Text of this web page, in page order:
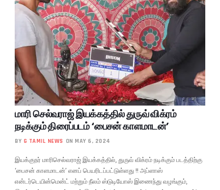
மாரி செல்வராஜ் இயக்கத்தில் துருவ் விக்ரம்
நடிக்கும் திரைப்படம் ‘பைசன் காளமாடன்’
BY G TAMIL NEWS ON MAY 6, 2024
இயக்குநர் மாரிசெல்வராஜ் இயக்கத்தில், துருவ் விக்ரம் நடிக்கும் படத்திற்கு
‘பைசன் காளமாடன்’ எனப் பெயரிடப்பட்டுள்ளது !! அப்ளாஸ்
என்டர்டெயின்மென்ட் மற்றும் நீலம் ஸ்டுடியோஸ் இணைந்து வழங்கும்,